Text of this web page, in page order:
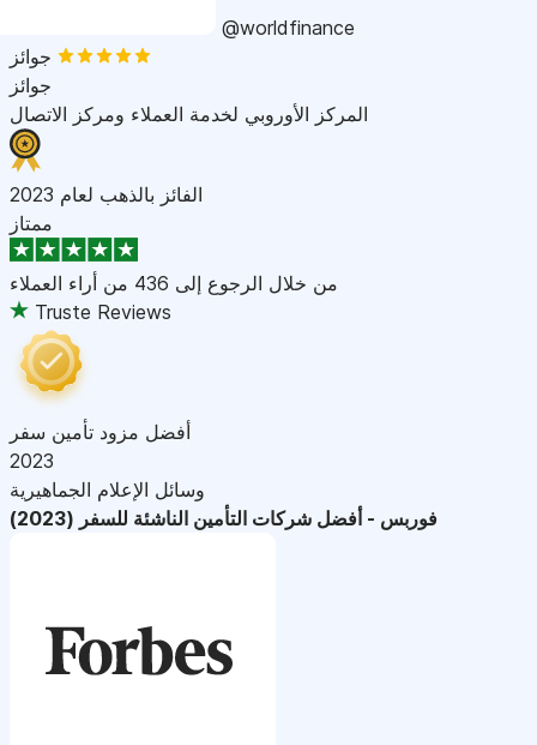
@worldfinance
جوائز
المركز الأوروبي لخدمة العملاء ومركز الاتصال
الفائز بالذهب لعام 2023
ممتاز
من خلال الرجوع إلى 436 من أراء العملاء
Truste Reviews
أفضل مزود تأمين سفر
2023
وسائل الإعلام الجماهيرية
فوربس - أفضل شركات التأمين الناشئة للسفر (2023)